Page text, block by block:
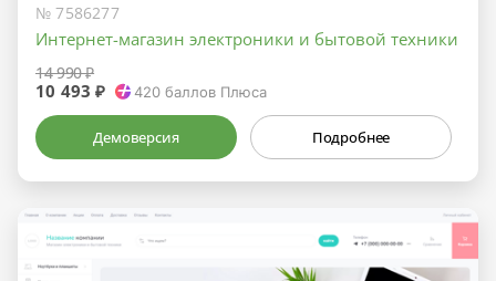
№ 7586277
Интернет-магазин электроники и бытовой техники
14 990 ₽
10 493 ₽ 420баллов Плюса
Демоверсия Подробнее